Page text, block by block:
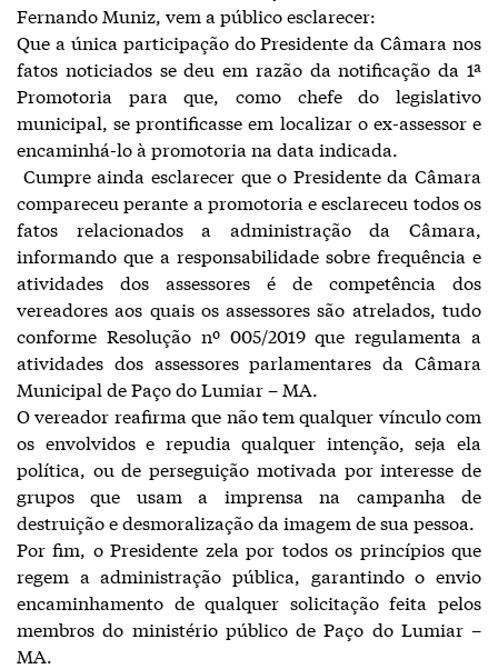
Fernando Muniz, vem a público esclarecer:
Que a única participação do Presidente da Câmara nos
fatos noticiados se deu em razão da notificação da 1ª
Promotoria para que, como chefe do legislativo
municipal, se prontificasse em localizar o ex-assessor e
encaminhá-lo à promotoria na data indicada.
Cumpre ainda esclarecer que o Presidente da Câmara
compareceu perante a promotoria e esclareceu todos os
fatos relacionados a administração da Câmara,
informando que a responsabilidade sobre frequência e
atividades dos assessores é de competência dos
vereadores aos quais os assessores são atrelados, tudo
conforme Resolução nº 005/2019 que regulamenta a
atividades dos assessores parlamentares da Câmara
Municipal de Paço do Lumiar – MA.
O vereador reafirma que não tem qualquer vínculo com
os envolvidos e repudia qualquer intenção, seja ela
política, ou de perseguição motivada por interesse de
grupos que usam a imprensa na campanha de
destruição e desmoralização da imagem de sua pessoa.
Por fim, o Presidente zela por todos os princípios que
regem a administração pública, garantindo o envio
encaminhamento de qualquer solicitação feita pelos
membros do ministério público de Paço do Lumiar –
MA.